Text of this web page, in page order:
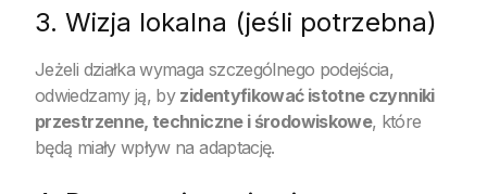
3. Wizja lokalna (jeśli potrzebna)
Jeżeli działka wymaga szczególnego podejścia,
odwiedzamy ją, by zidentyfikować istotne czynniki
przestrzenne, techniczne i środowiskowe, które
będą miały wpływ na adaptację.